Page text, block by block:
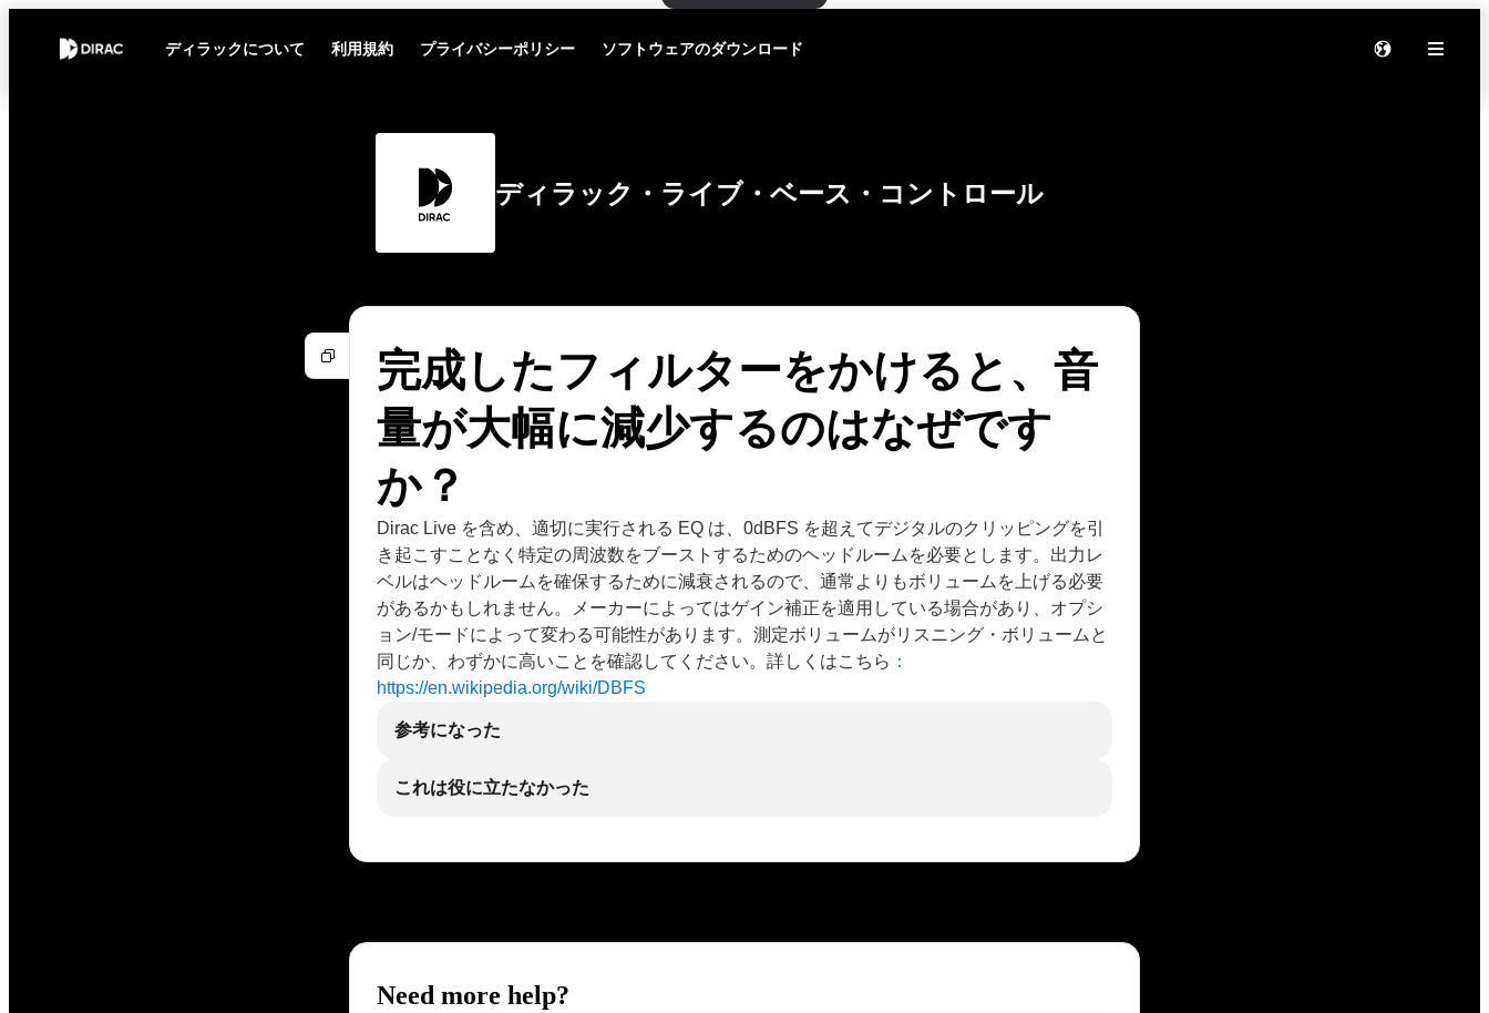
ディラックについて 利用規約 プライバシーポリシー ソフトウェアのダウンロード
ディラック・ライブ・ベース・コントロール
完成したフィルターをかけると、音
量が大幅に減少するのはなぜです
か？
Dirac Live を含め、適切に実行される EQ は、0dBFS を超えてデジタルのクリッピングを引
き起こすことなく特定の周波数をブーストするためのヘッドルームを必要とします。出力レ
ベルはヘッドルームを確保するために減衰されるので、通常よりもボリュームを上げる必要
があるかもしれません。メーカーによってはゲイン補正を適用している場合があり、オプシ
ョン/モードによって変わる可能性があります。測定ボリュームがリスニング・ボリュームと
同じか、わずかに高いことを確認してください。詳しくはこちら ：
https://en.wikipedia.org/wiki/DBFS
参考になった
これは役に立たなかった
Need more help?